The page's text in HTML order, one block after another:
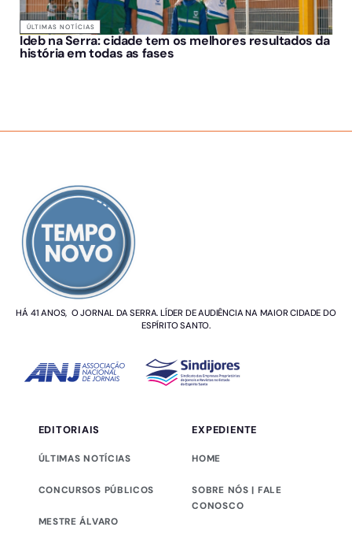
ÚLTIMAS NOTÍCIAS
Ideb na Serra: cidade tem os melhores resultados da
história em todas as fases
HÁ 41 ANOS, O JORNAL DA SERRA. LÍDER DE AUDIÊNCIA NA MAIOR CIDADE DO
ESPÍRITO SANTO.
EDITORIAIS
ÚLTIMAS NOTÍCIAS
CONCURSOS PÚBLICOS
MESTRE ÁLVARO
EXPEDIENTE
HOME
SOBRE NÓS | FALE
CONOSCO